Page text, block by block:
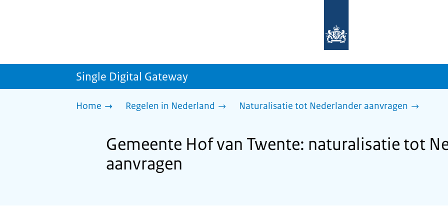
homepage
sdg.rijksoverheid.nl
Single Digital Gateway
Home Regelen in Nederland Naturalisatie tot Nederlander aanvragen
Gemeente Hof van Twente: naturalisatie tot
aanvragen